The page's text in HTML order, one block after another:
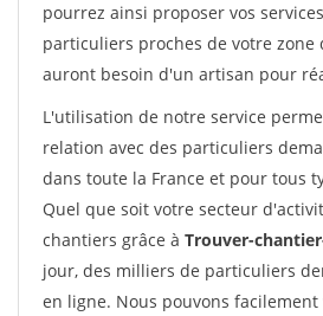
pourrez ainsi proposer vos
particuliers proches de votre zone
auront besoin d'un artisan pour
L'utilisation de notre service
relation avec des particuliers
dans toute la France et pour tous
Quel que soit votre secteur
chantiers grâce à Trouver-
jour, des milliers de particuliers
en ligne. Nous pouvons